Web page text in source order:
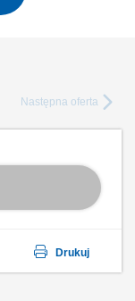
Następna oferta
Drukuj